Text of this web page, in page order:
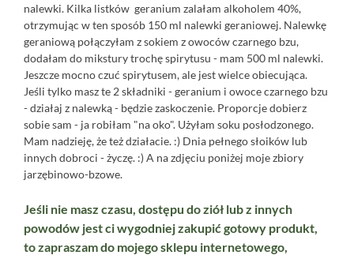
nalewki. Kilka listków geranium zalałam alkoholem 40%,
otrzymując w ten sposób 150 ml nalewki geraniowej. Nalewkę
geraniową połączyłam z sokiem z owoców czarnego bzu,
dodałam do mikstury trochę spirytusu - mam 500 ml nalewki.
Jeszcze mocno czuć spirytusem, ale jest wielce obiecująca.
Jeśli tylko masz te 2 składniki - geranium i owoce czarnego bzu
- działaj z nalewką - będzie zaskoczenie. Proporcje dobierz
sobie sam - ja robiłam "na oko". Użyłam soku posłodzonego.
Mam nadzieję, że też działacie. :) Dnia pełnego słoików lub
innych dobroci - życzę. :) A na zdjęciu poniżej moje zbiory
jarzębinowo-bzowe.
Jeśli nie masz czasu, dostępu do ziół lub z innych
powodów jest ci wygodniej zakupić gotowy produkt,
to zapraszam do mojego sklepu internetowego,